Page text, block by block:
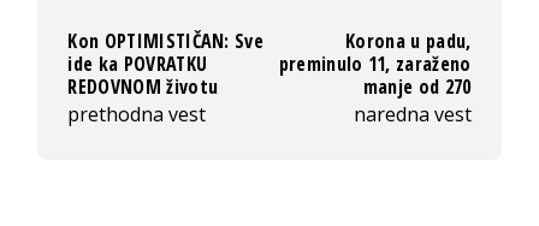
Kon OPTIMISTIČAN: Sve
ide ka POVRATKU
REDOVNOM životu
prethodna vest
Korona u padu,
preminulo 11, zaraženo
manje od 270
naredna vest